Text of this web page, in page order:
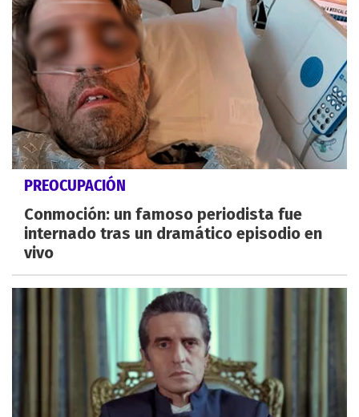
PREOCUPACIÓN
Conmoción: un famoso periodista fue
internado tras un dramático episodio en
vivo